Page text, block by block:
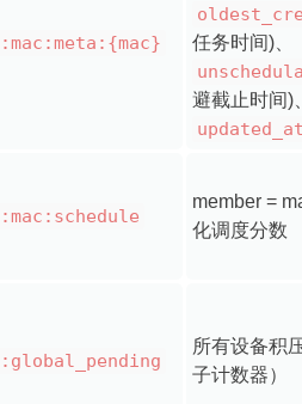
任务时间)、
避截止时间)
member =
化调度分数
所有设备积
子计数器）